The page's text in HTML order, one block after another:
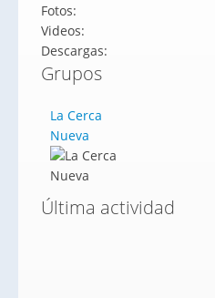
Fotos:
Videos:
Descargas:
Grupos
La Cerca
Nueva
Última actividad